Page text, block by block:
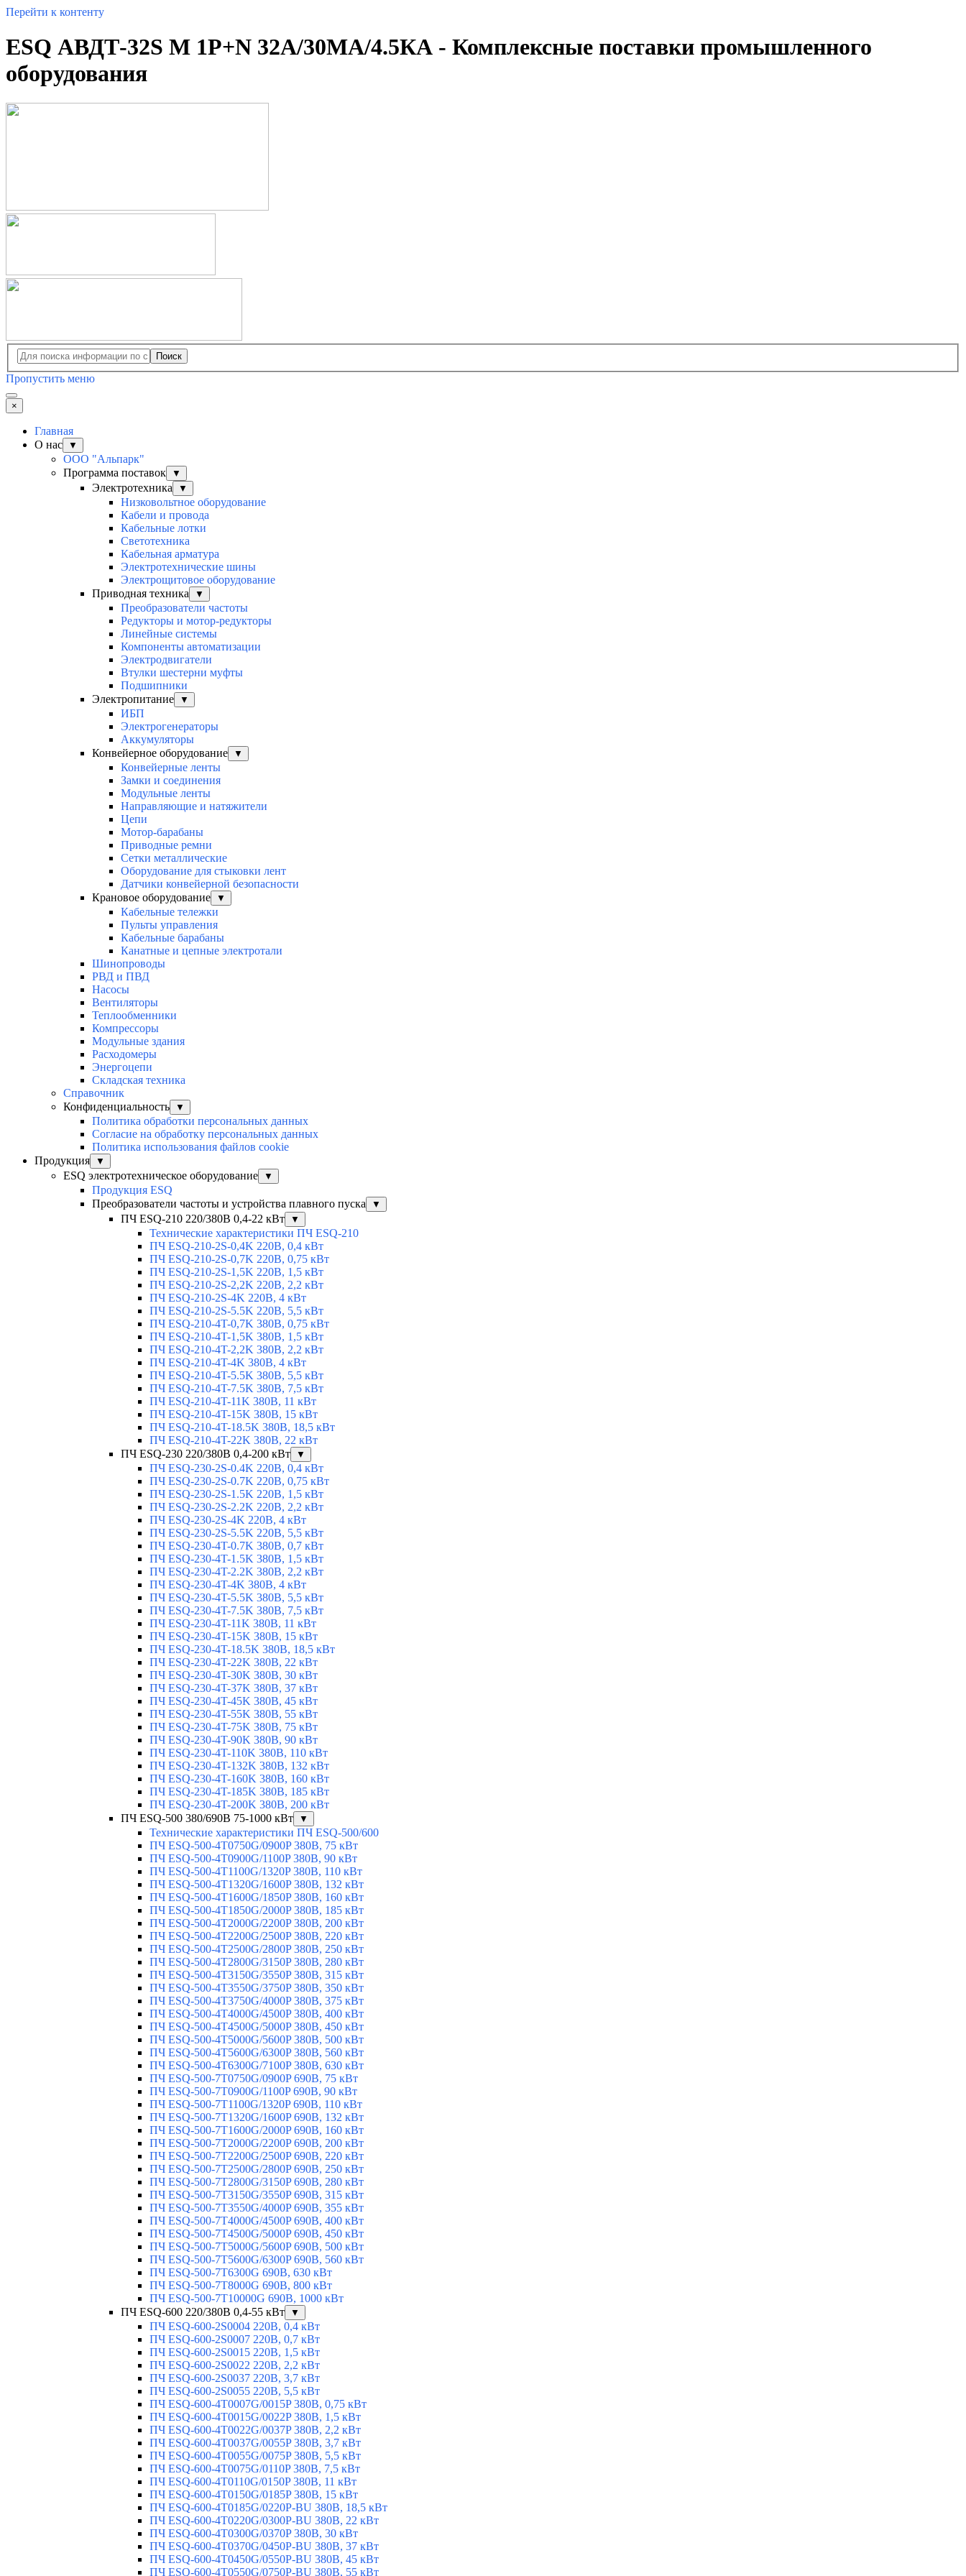
Перейти к контенту
ESQ АВДТ-32S M 1P+N 32А/30МА/4.5КА - Комплексные поставки промышленного
оборудования
Поиск
Пропустить меню
×
Главная
О нас
▼
ООО "Альпарк"
Программа поставок
▼
Электротехника ▼
Низковольтное оборудование
Кабели и провода
Кабельные лотки
Светотехника
Кабельная арматура
Электротехнические шины
Электрощитовое оборудование
Приводная техника
▼
Преобразователи частоты
Редукторы и мотор-редукторы
Линейные системы
Компоненты автоматизации
Электродвигатели
Втулки шестерни муфты
Подшипники
Электропитание
▼
ИБП
Электрогенераторы
Аккумуляторы
Конвейерное оборудование
▼
Конвейерные ленты
Замки и соединения
Модульные ленты
Направляющие и натяжители
Цепи
Мотор-барабаны
Приводные ремни
Сетки металлические
Оборудование для стыковки лент
Датчики конвейерной безопасности
Крановое оборудование
▼
Кабельные тележки
Пульты управления
Кабельные барабаны
Канатные и цепные электротали
Шинопроводы
РВД и ПВД
Насосы
Вентиляторы
Теплообменники
Компрессоры
Модульные здания
Расходомеры
Энергоцепи
Складская техника
Справочник
Конфиденциальность
▼
Политика обработки персональных данных
Согласие на обработку персональных данных
Политика использования файлов cookie
Продукция
▼
ESQ электротехническое оборудование ▼
Продукция ESQ
Преобразователи частоты и устройства плавного пуска
▼
ПЧ ESQ-210 220/380В 0,4-22 кВт ▼
Технические характеристики ПЧ ESQ-210
ПЧ ESQ-210-2S-0,4K 220В, 0,4 кВт
ПЧ ESQ-210-2S-0,7K 220В, 0,75 кВт
ПЧ ESQ-210-2S-1,5K 220В, 1,5 кВт
ПЧ ESQ-210-2S-2,2K 220В, 2,2 кВт
ПЧ ESQ-210-2S-4K 220В, 4 кВт
ПЧ ESQ-210-2S-5.5K 220В, 5,5 кВт
ПЧ ESQ-210-4T-0,7K 380В, 0,75 кВт
ПЧ ESQ-210-4T-1,5K 380В, 1,5 кВт
ПЧ ESQ-210-4T-2,2K 380В, 2,2 кВт
ПЧ ESQ-210-4T-4K 380В, 4 кВт
ПЧ ESQ-210-4T-5.5K 380В, 5,5 кВт
ПЧ ESQ-210-4T-7.5K 380В, 7,5 кВт
ПЧ ESQ-210-4T-11K 380В, 11 кВт
ПЧ ESQ-210-4T-15K 380В, 15 кВт
ПЧ ESQ-210-4T-18.5K 380В, 18,5 кВт
ПЧ ESQ-210-4T-22K 380В, 22 кВт
ПЧ ESQ-230 220/380В 0,4-200 кВт
▼
ПЧ ESQ-230-2S-0.4K 220В, 0,4 кВт
ПЧ ESQ-230-2S-0.7K 220В, 0,75 кВт
ПЧ ESQ-230-2S-1.5K 220В, 1,5 кВт
ПЧ ESQ-230-2S-2.2K 220В, 2,2 кВт
ПЧ ESQ-230-2S-4K 220В, 4 кВт
ПЧ ESQ-230-2S-5.5K 220В, 5,5 кВт
ПЧ ESQ-230-4T-0.7K 380В, 0,7 кВт
ПЧ ESQ-230-4T-1.5K 380В, 1,5 кВт
ПЧ ESQ-230-4T-2.2K 380В, 2,2 кВт
ПЧ ESQ-230-4T-4K 380В, 4 кВт
ПЧ ESQ-230-4T-5.5K 380В, 5,5 кВт
ПЧ ESQ-230-4T-7.5K 380В, 7,5 кВт
ПЧ ESQ-230-4T-11K 380В, 11 кВт
ПЧ ESQ-230-4T-15K 380В, 15 кВт
ПЧ ESQ-230-4T-18.5K 380В, 18,5 кВт
ПЧ ESQ-230-4T-22K 380В, 22 кВт
ПЧ ESQ-230-4T-30K 380В, 30 кВт
ПЧ ESQ-230-4T-37K 380В, 37 кВт
ПЧ ESQ-230-4T-45K 380В, 45 кВт
ПЧ ESQ-230-4T-55K 380В, 55 кВт
ПЧ ESQ-230-4T-75K 380В, 75 кВт
ПЧ ESQ-230-4T-90K 380В, 90 кВт
ПЧ ESQ-230-4T-110K 380В, 110 кВт
ПЧ ESQ-230-4T-132K 380В, 132 кВт
ПЧ ESQ-230-4T-160K 380В, 160 кВт
ПЧ ESQ-230-4T-185K 380В, 185 кВт
ПЧ ESQ-230-4T-200K 380В, 200 кВт
ПЧ ESQ-500 380/690В 75-1000 кВт
▼
Технические характеристики ПЧ ESQ-500/600
ПЧ ESQ-500-4T0750G/0900P 380В, 75 кВт
ПЧ ESQ-500-4T0900G/1100P 380В, 90 кВт
ПЧ ESQ-500-4T1100G/1320P 380В, 110 кВт
ПЧ ESQ-500-4T1320G/1600P 380В, 132 кВт
ПЧ ESQ-500-4T1600G/1850P 380В, 160 кВт
ПЧ ESQ-500-4T1850G/2000P 380В, 185 кВт
ПЧ ESQ-500-4T2000G/2200P 380В, 200 кВт
ПЧ ESQ-500-4T2200G/2500P 380В, 220 кВт
ПЧ ESQ-500-4T2500G/2800P 380В, 250 кВт
ПЧ ESQ-500-4T2800G/3150P 380В, 280 кВт
ПЧ ESQ-500-4T3150G/3550P 380В, 315 кВт
ПЧ ESQ-500-4T3550G/3750P 380В, 350 кВт
ПЧ ESQ-500-4T3750G/4000P 380В, 375 кВт
ПЧ ESQ-500-4T4000G/4500P 380В, 400 кВт
ПЧ ESQ-500-4T4500G/5000P 380В, 450 кВт
ПЧ ESQ-500-4T5000G/5600P 380В, 500 кВт
ПЧ ESQ-500-4T5600G/6300P 380В, 560 кВт
ПЧ ESQ-500-4T6300G/7100P 380В, 630 кВт
ПЧ ESQ-500-7T0750G/0900P 690В, 75 кВт
ПЧ ESQ-500-7T0900G/1100P 690В, 90 кВт
ПЧ ESQ-500-7T1100G/1320P 690В, 110 кВт
ПЧ ESQ-500-7T1320G/1600P 690В, 132 кВт
ПЧ ESQ-500-7T1600G/2000P 690В, 160 кВт
ПЧ ESQ-500-7T2000G/2200P 690В, 200 кВт
ПЧ ESQ-500-7T2200G/2500P 690В, 220 кВт
ПЧ ESQ-500-7T2500G/2800P 690В, 250 кВт
ПЧ ESQ-500-7T2800G/3150P 690В, 280 кВт
ПЧ ESQ-500-7T3150G/3550P 690В, 315 кВт
ПЧ ESQ-500-7T3550G/4000P 690В, 355 кВт
ПЧ ESQ-500-7T4000G/4500P 690В, 400 кВт
ПЧ ESQ-500-7T4500G/5000P 690В, 450 кВт
ПЧ ESQ-500-7T5000G/5600P 690В, 500 кВт
ПЧ ESQ-500-7T5600G/6300P 690В, 560 кВт
ПЧ ESQ-500-7T6300G 690В, 630 кВт
ПЧ ESQ-500-7T8000G 690В, 800 кВт
ПЧ ESQ-500-7T10000G 690В, 1000 кВт
ПЧ ESQ-600 220/380В 0,4-55 кВт
▼
ПЧ ESQ-600-2S0004 220В, 0,4 кВт
ПЧ ESQ-600-2S0007 220В, 0,7 кВт
ПЧ ESQ-600-2S0015 220В, 1,5 кВт
ПЧ ESQ-600-2S0022 220В, 2,2 кВт
ПЧ ESQ-600-2S0037 220В, 3,7 кВт
ПЧ ESQ-600-2S0055 220В, 5,5 кВт
ПЧ ESQ-600-4T0007G/0015P 380В, 0,75 кВт
ПЧ ESQ-600-4T0015G/0022P 380В, 1,5 кВт
ПЧ ESQ-600-4T0022G/0037P 380В, 2,2 кВт
ПЧ ESQ-600-4T0037G/0055P 380В, 3,7 кВт
ПЧ ESQ-600-4T0055G/0075P 380В, 5,5 кВт
ПЧ ESQ-600-4T0075G/0110P 380В, 7,5 кВт
ПЧ ESQ-600-4T0110G/0150P 380В, 11 кВт
ПЧ ESQ-600-4T0150G/0185P 380В, 15 кВт
ПЧ ESQ-600-4T0185G/0220P-BU 380В, 18,5 кВт
ПЧ ESQ-600-4T0220G/0300P-BU 380В, 22 кВт
ПЧ ESQ-600-4T0300G/0370P 380В, 30 кВт
ПЧ ESQ-600-4T0370G/0450P-BU 380В, 37 кВт
ПЧ ESQ-600-4T0450G/0550P-BU 380В, 45 кВт
ПЧ ESQ-600-4T0550G/0750P-BU 380В, 55 кВт